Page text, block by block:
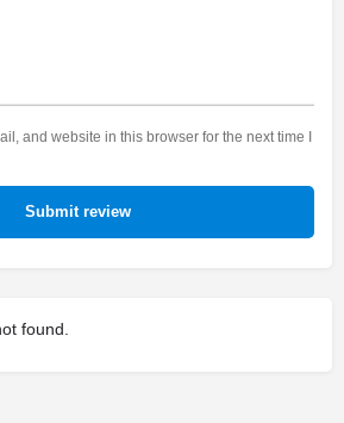
and website in this browser for the next time I
Submit review
found.